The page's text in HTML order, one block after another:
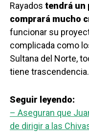
Rayados tendrá un
comprará mucho
funcionar su
complicada como
Sultana del Norte,
tiene trascendencia.
Seguir leyendo:
– Aseguran que
de dirigir a las